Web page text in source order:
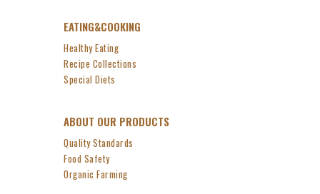
EATING&COOKING
Healthy Eating
Recipe Collections
Special Diets
ABOUT OUR PRODUCTS
Quality Standards
Food Safety
Organic Farming